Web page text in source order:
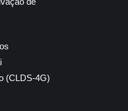
(CLDS-4G)